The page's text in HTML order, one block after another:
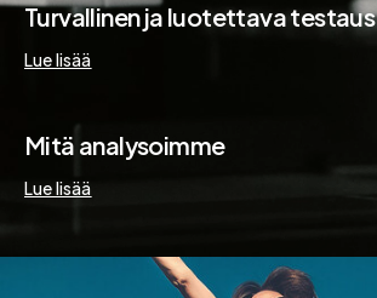
Turvallinen ja luotettava testaus
Lue lisää
Mitä analysoimme
Lue lisää